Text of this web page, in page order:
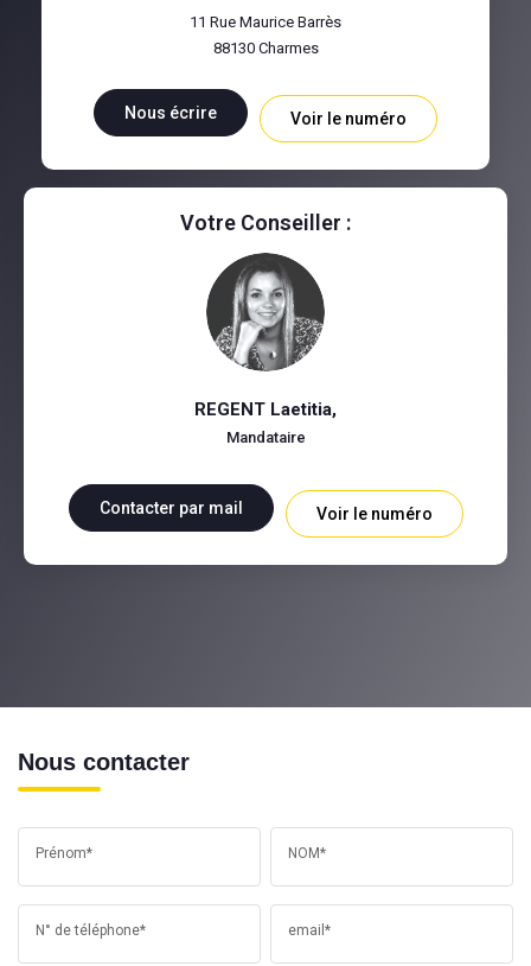
11 Rue Maurice Barrès
88130 Charmes
Nous écrire Voir le numéro
Votre Conseiller :
REGENT Laetitia,
Mandataire
Contacter par mail Voir le numéro
Nous contacter
Prénom* NOM*
N° de téléphone* email*